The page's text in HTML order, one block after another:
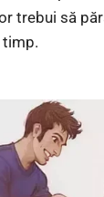
trebui să
timp.